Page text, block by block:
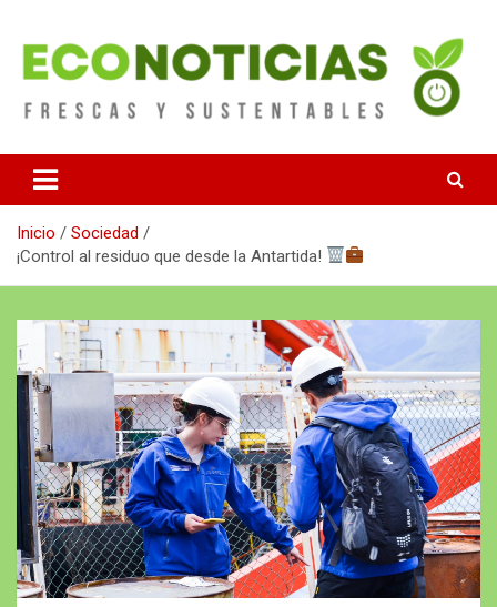
contenido
Econoticias
Inicio
Sociedad
¡Control al residuo que desde la Antartida!